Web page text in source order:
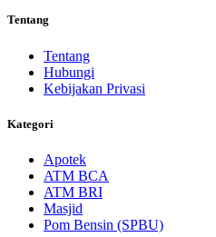
Tentang
Tentang
Hubungi
Kebijakan Privasi
Kategori
Apotek
ATM BCA
ATM BRI
Masjid
Pom Bensin (SPBU)